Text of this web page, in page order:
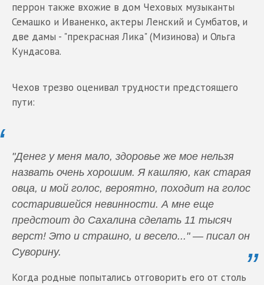
перрон также вхожие в дом Чеховых музыканты
Семашко и Иваненко, актеры Ленский и Сумбатов, и
две дамы - "прекрасная Лика" (Мизинова) и Ольга
Кундасова.
Чехов трезво оценивал трудности предстоящего
пути:
"Денег у меня мало, здоровье же мое нельзя
назвать очень хорошим. Я кашляю, как старая
овца, и мой голос, вероятно, походит на голос
состарившейся невинности. А мне еще
предстоит до Сахалина сделать 11 тысяч
верст! Это и страшно, и весело..." — писал он
Суворину.
Когда родные попытались отговорить его от столь